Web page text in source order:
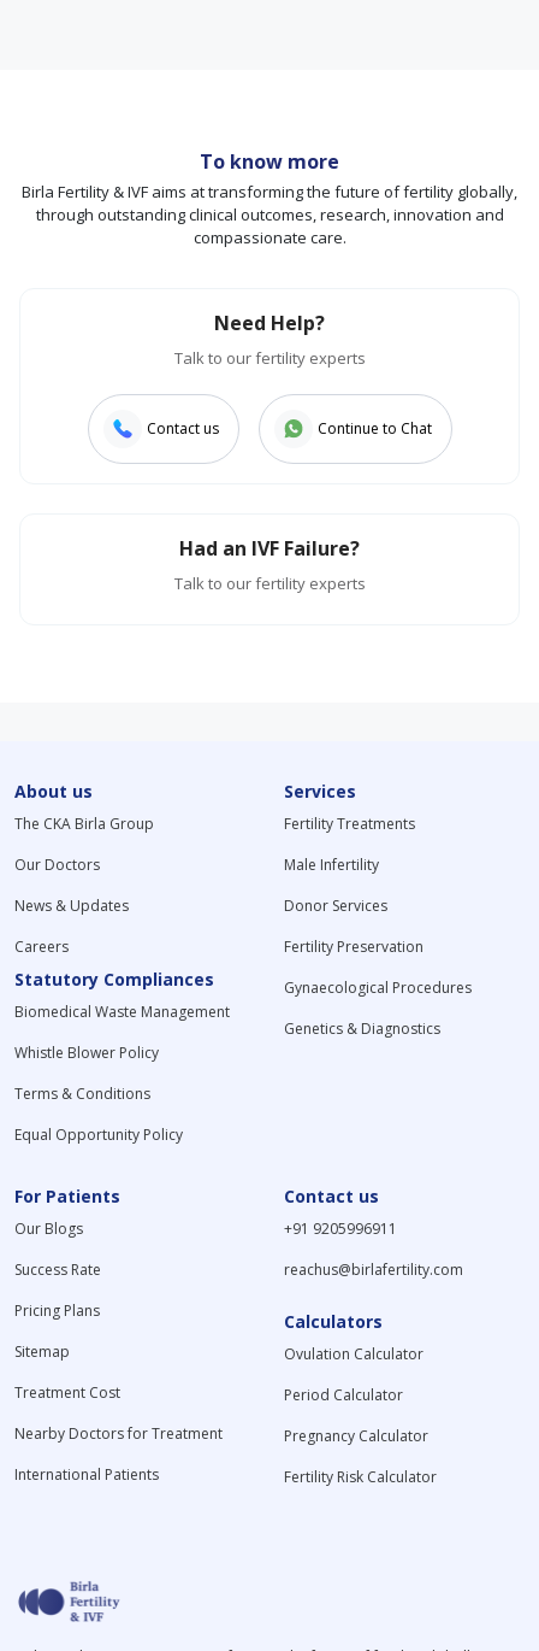
To know more
Birla Fertility & IVF aims at transforming the future of fertility globally,
through outstanding clinical outcomes, research, innovation and
compassionate care.
Need Help?
Talk to our fertility experts
Contact us Continue to Chat
Had an IVF Failure?
Talk to our fertility experts
About us
The CKA Birla Group
Our Doctors
News & Updates
Careers
Statutory Compliances
Biomedical Waste Management
Whistle Blower Policy
Terms & Conditions
Equal Opportunity Policy
Services
Fertility Treatments
Male Infertility
Donor Services
Fertility Preservation
Gynaecological Procedures
Genetics & Diagnostics
For Patients
Our Blogs
Success Rate
Pricing Plans
Sitemap
Treatment Cost
Nearby Doctors for Treatment
International Patients
Contact us
+91 9205996911
reachus@birlafertility.com
Calculators
Ovulation Calculator
Period Calculator
Pregnancy Calculator
Fertility Risk Calculator